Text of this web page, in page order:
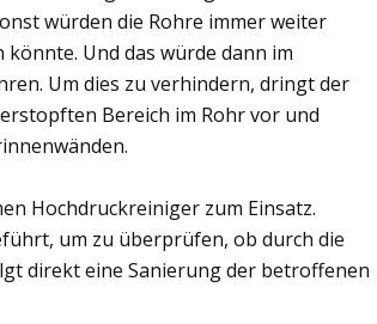
würden die Rohre immer weiter
Und das würde dann im
Um dies zu verhindern, dringt der
Bereich im Rohr vor und
Hochdruckreiniger zum Einsatz.
um zu überprüfen, ob durch die
direkt eine Sanierung der betroffenen